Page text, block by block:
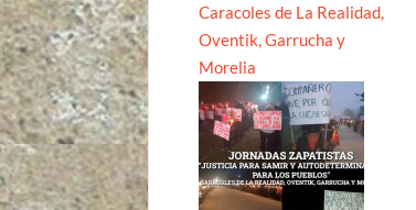
Caracoles de La Realidad,
Oventik, Garrucha y
Morelia